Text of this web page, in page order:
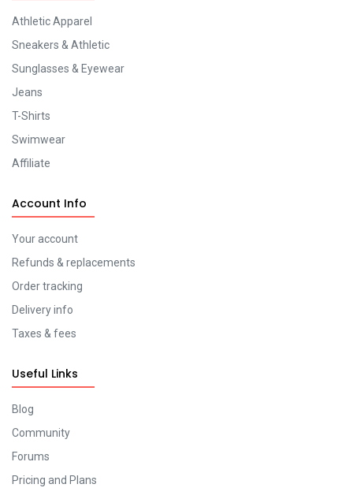
Athletic Apparel
Sneakers & Athletic
Sunglasses & Eyewear
Jeans
T-Shirts
Swimwear
Affiliate
Account Info
Your account
Refunds & replacements
Order tracking
Delivery info
Taxes & fees
Useful Links
Blog
Community
Forums
Pricing and Plans